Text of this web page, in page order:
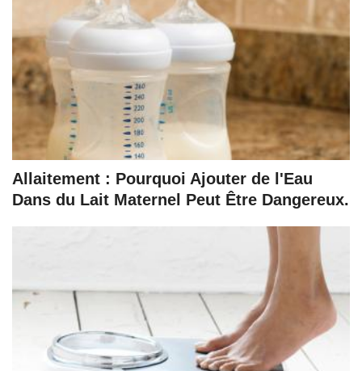
Allaitement : Pourquoi Ajouter de l'Eau
Dans du Lait Maternel Peut Être Dangereux.